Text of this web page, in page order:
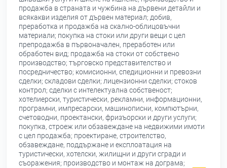
продажба в страната и чужбина на дървени детайли и
всякакви изделия от дървен материал; добив,
преработка и продажба на скално-облицовъчни
материали; покупка на стоки или други вещи с цел
препродажба в първоначален, преработен или
обработен вид; продажба на стоки от собствено
производство; търговско представителство и
посредничество; комисионни, спедиционни и превозни
сделки; складови сделки; лицензионни сделки; стоков
контрол; сделки с интелектуална собственост;
хотелиерски, туристически, рекламни, информационни,
програмни, импресарски, машинописни, компютърни,
счетоводни, проектански, фризъорски и други услуги;
покупка, строеж или обзавеждане на недвижими имоти
с цел продажба; проектиране, строителство,
обзавеждане, поддържане и експлоатация на
туристически, хотелски, жилищни и други сгради и
съоражения; производство и монтаж на дограма;